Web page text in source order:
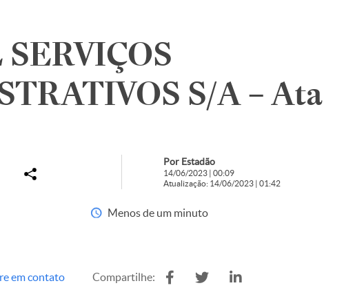
S/A – Ata
Por Estadão
14/06/2023 | 00:09
Atualização: 14/06/2023 | 01:42
Menos de um minuto
em contato Compartilhe: